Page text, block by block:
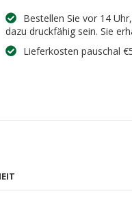
Bestellen Sie vor 14
dazu druckfähig sein. Sie
Lieferkosten pauschal